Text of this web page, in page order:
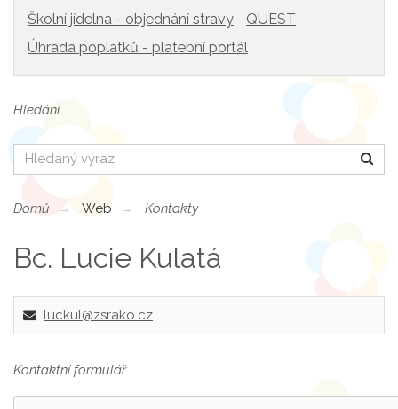
Školní jídelna - objednání stravy
QUEST
Úhrada poplatků - platební portál
Hledání
Hledat
Domů Web Kontakty
Bc. Lucie Kulatá
luckul@zsrako.cz
Kontaktní formulář